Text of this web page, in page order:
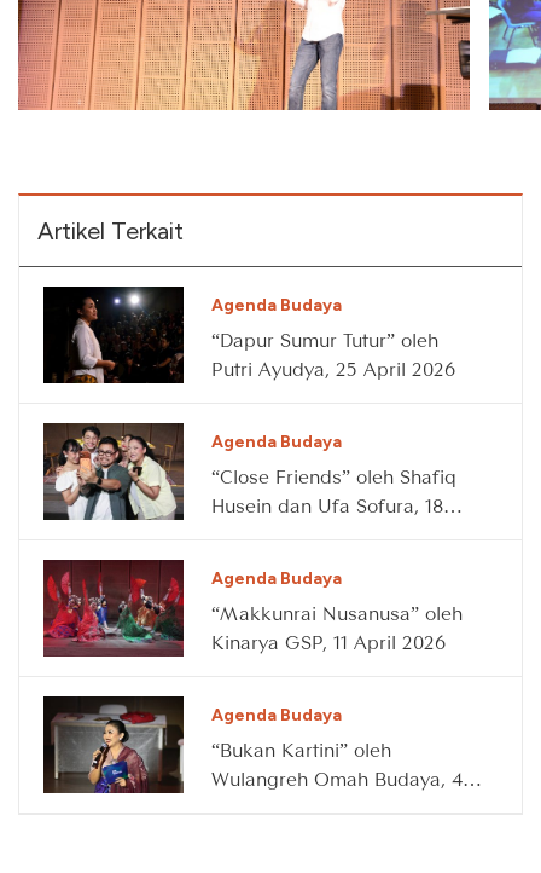
Artikel Terkait
Agenda Budaya
“Dapur Sumur Tutur” oleh
Putri Ayudya, 25 April 2026
Agenda Budaya
“Close Friends” oleh Shafiq
Husein dan Ufa Sofura, 18
Agenda Budaya
“Makkunrai Nusanusa” oleh
Kinarya GSP, 11 April 2026
Agenda Budaya
“Bukan Kartini” oleh
Wulangreh Omah Budaya, 4